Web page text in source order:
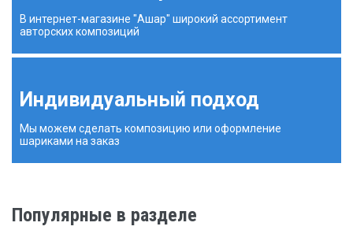
В интернет-магазине "Ашар" широкий ассортимент
авторских композиций
Индивидуальный подход
Мы можем сделать композицию или оформление
шариками на заказ
Популярные в разделе